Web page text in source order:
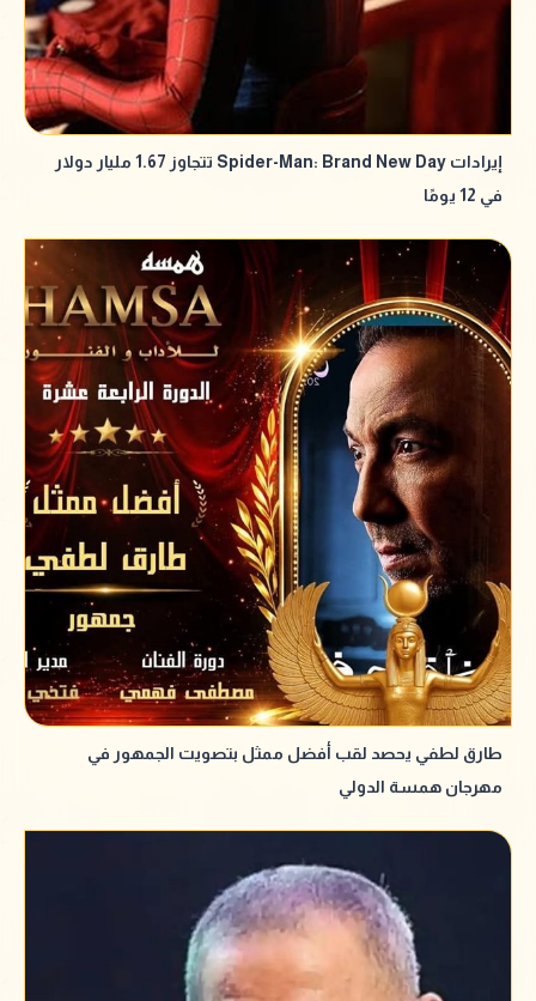
إيرادات Spider-Man: Brand New Day تتجاوز 1.67 مليار دولار
في 12 يومًا
طارق لطفي يحصد لقب أفضل ممثل بتصويت الجمهور في
مهرجان همسة الدولي